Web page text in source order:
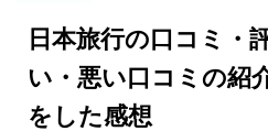
日本旅行の口コミ・
い・悪い口コミの紹
をした感想